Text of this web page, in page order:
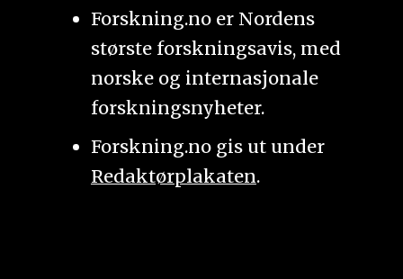
Forskning.no er Nordens
største forskningsavis, med
norske og internasjonale
forskningsnyheter.
Forskning.no gis ut under
Redaktørplakaten.